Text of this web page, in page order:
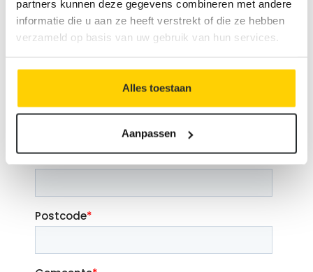
partners kunnen deze gegevens combineren met andere
informatie die u aan ze heeft verstrekt of die ze hebben
verzameld op basis van uw gebruik van hun services.
Alles toestaan
Aanpassen